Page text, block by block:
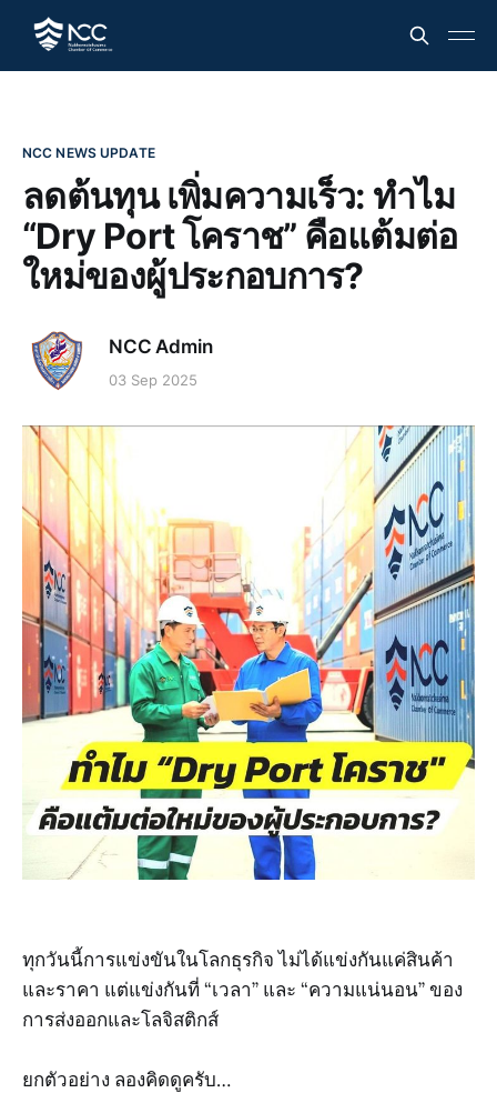
NCC NEWS UPDATE
ลดต้นทุน เพิ่มความเร็ว: ทำไม
“Dry Port โคราช” คือแต้มต่อ
ใหม่ของผู้ประกอบการ?
NCC Admin
03 Sep 2025
ทุกวันนี้การแข่งขันในโลกธุรกิจ ไม่ได้แข่งกันแค่สินค้า
และราคา แต่แข่งกันที่ “เวลา” และ “ความแน่นอน” ของ
การส่งออกและโลจิสติกส์
ยกตัวอย่าง ลองคิดดูครับ…